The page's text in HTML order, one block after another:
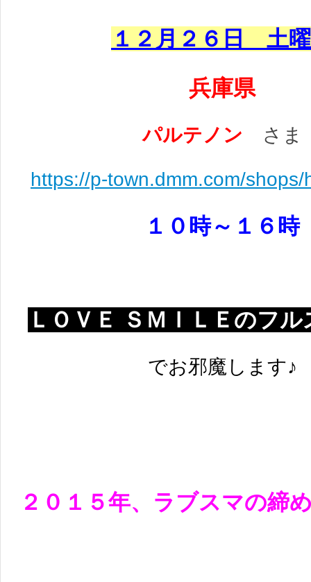
１２月２６日 土
兵庫県
パルテノン さま
https://p-town.dmm.com/
１０時～１６時
ＬＯＶＥ ＳＭＩＬＥのフ
でお邪魔します♪
２０１５年、ラブスマの締